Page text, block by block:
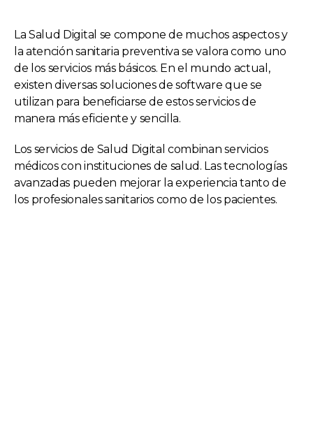
La Salud Digital se compone de muchos aspectos y
la atención sanitaria preventiva se valora como uno
de los servicios más básicos. En el mundo actual,
existen diversas soluciones de software que se
utilizan para beneficiarse de estos servicios de
manera más eficiente y sencilla.
Los servicios de Salud Digital combinan servicios
médicos con instituciones de salud. Las tecnologías
avanzadas pueden mejorar la experiencia tanto de
los profesionales sanitarios como de los pacientes.